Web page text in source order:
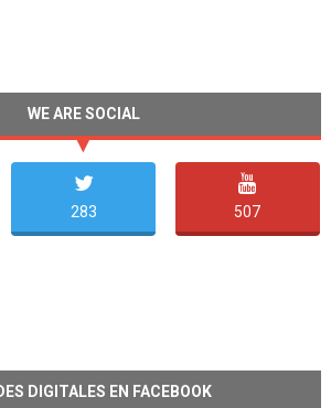
WE ARE SOCIAL
283 507
DIGITALES EN FACEBOOK